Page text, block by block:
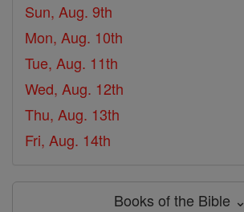
Sun, Aug. 9th
Mon, Aug. 10th
Tue, Aug. 11th
Wed, Aug. 12th
Thu, Aug. 13th
Fri, Aug. 14th
Books of the Bible ⌄